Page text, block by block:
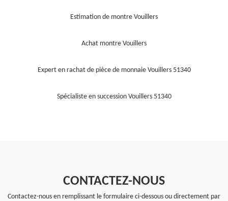
Estimation de montre Vouillers
Achat montre Vouillers
Expert en rachat de pièce de monnaie Vouillers 51340
Spécialiste en succession Vouillers 51340
CONTACTEZ-NOUS
Contactez-nous en remplissant le formulaire ci-dessous ou directement par